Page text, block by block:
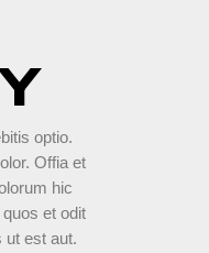
optio.
Offia et
hic
et odit
ut est aut.